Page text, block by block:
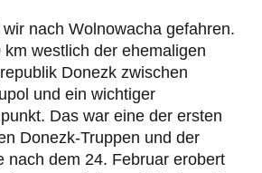
nach Wolnowacha gefahren.
westlich der ehemaligen
Donezk zwischen
und ein wichtiger
Das war eine der ersten
Donezk-Truppen und der
nach dem 24. Februar erobert